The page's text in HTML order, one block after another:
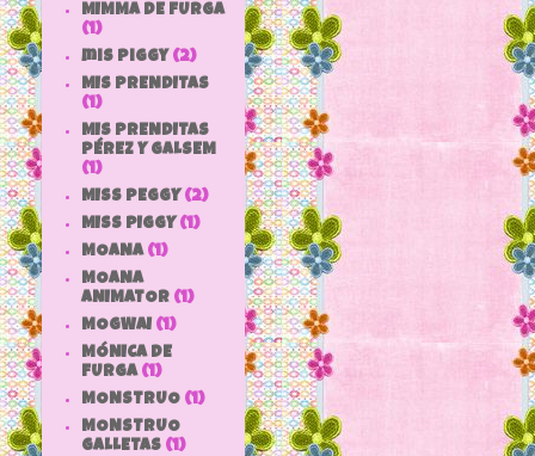
MIMMA DE FURGA
(1)
mis piggy (2)
MIS PRENDITAS
(1)
MIS PRENDITAS
PÉREZ Y GALSEM
(1)
MISS PEGGY (2)
MISS PIGGY (1)
MOANA (1)
MOANA
ANIMATOR (1)
MOGWAI (1)
MÓNICA DE
FURGA (1)
MONSTRUO (1)
MONSTRUO
GALLETAS (1)